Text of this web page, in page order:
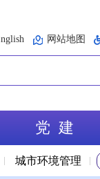
网站地图
城市环境管理
党 建